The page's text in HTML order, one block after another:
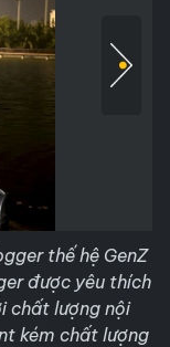
thế hệ GenZ
được yêu thích
chất lượng nội
kém chất lượng